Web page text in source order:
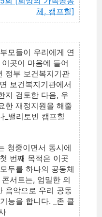
체, 캠프힐]
모들이 우리에게 연
곳이 마음에 들어
정부 보건복지기관
보건복지기관에서
지 검토한 다음, 우
한 재정지원을 해줄
_밸리토빈 캠프힐
청중이면서 동시에
번째 목적은 이곳
두를 하나의 공동체
서트는, 엄밀한 의
음악으로 우리 공동
능을 합니다. _존 클